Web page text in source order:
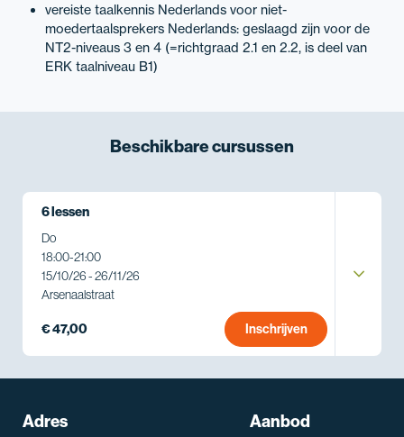
vereiste taalkennis Nederlands voor niet-
moedertaalsprekers Nederlands: geslaagd zijn voor de
NT2-niveaus 3 en 4 (=richtgraad 2.1 en 2.2, is deel van
ERK taalniveau B1)
Beschikbarecursussen
6 lessen
Do
18:00-21:00
15/10/26 - 26/11/26
Arsenaalstraat
€ 47,00 Inschrijven
Adres Aanbod